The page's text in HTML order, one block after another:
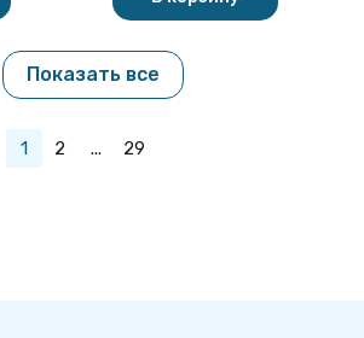
Показать все
1 2 ... 29